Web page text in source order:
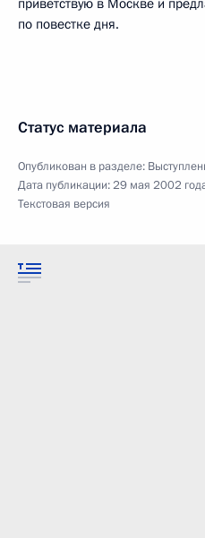
приветствую в Москве и
по повестке дня.
Статус материала
Опубликован в разделе:
Дата публикации:29 мая 2002
Текстовая версия